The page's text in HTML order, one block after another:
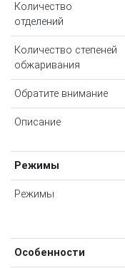
Количество
отделений
Количество степеней
обжаривания
Обратите внимание
Описание
Режимы
Режимы
Особенности